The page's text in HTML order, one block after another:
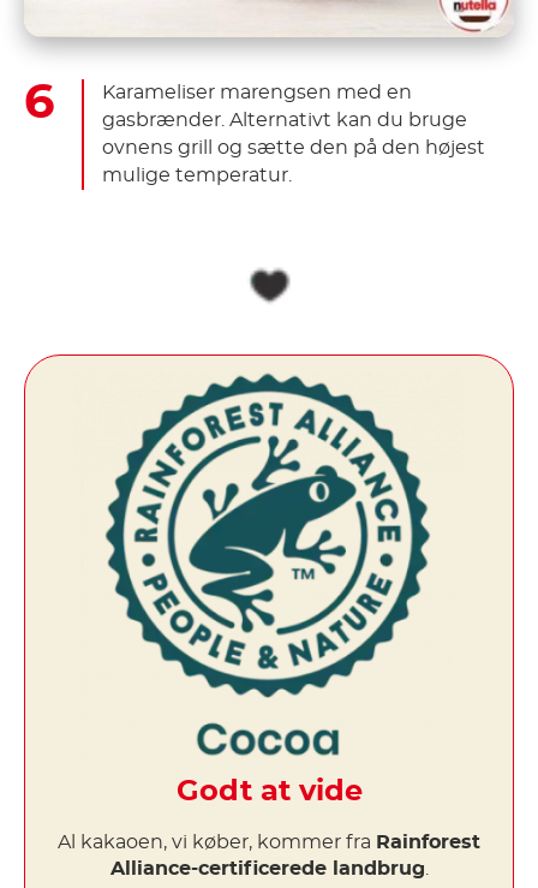
Karameliser marengsen med en
gasbrænder. Alternativt kan du bruge
ovnens grill og sætte den på den højest
mulige temperatur.
Godt at vide
Al kakaoen, vi køber, kommer fra Rainforest
Alliance-certificerede landbrug.